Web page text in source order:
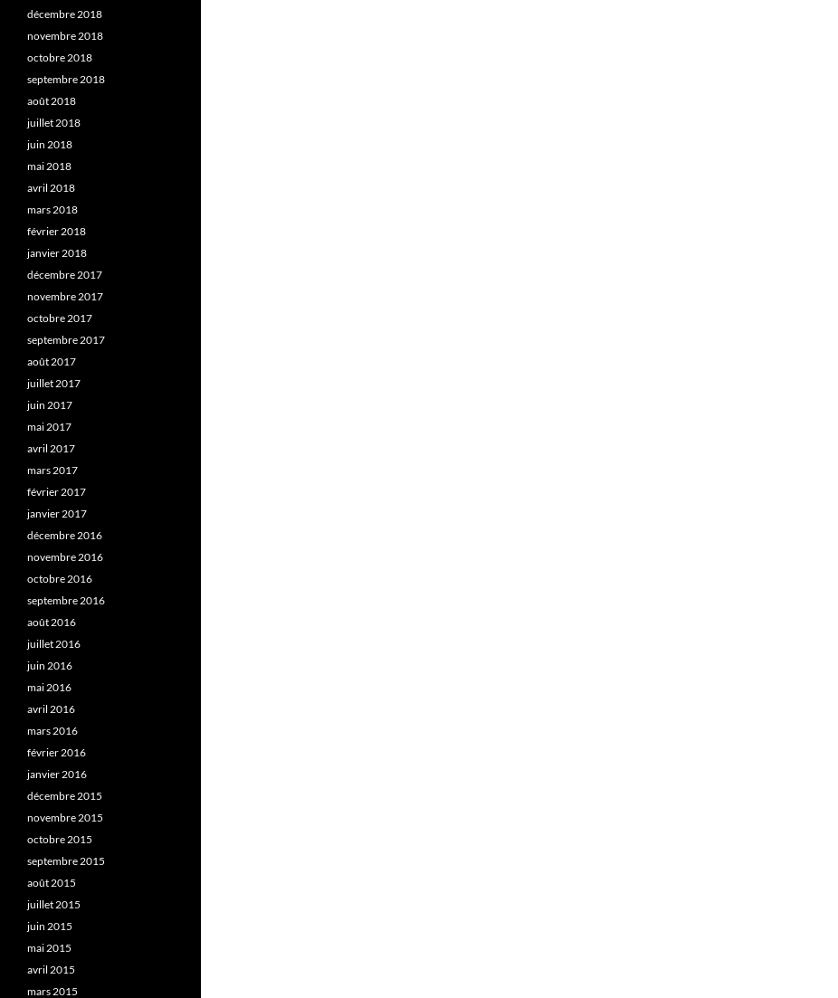
décembre 2018
novembre 2018
octobre 2018
septembre 2018
août 2018
juillet 2018
juin 2018
mai 2018
avril 2018
mars 2018
février 2018
janvier 2018
décembre 2017
novembre 2017
octobre 2017
septembre 2017
août 2017
juillet 2017
juin 2017
mai 2017
avril 2017
mars 2017
février 2017
janvier 2017
décembre 2016
novembre 2016
octobre 2016
septembre 2016
août 2016
juillet 2016
juin 2016
mai 2016
avril 2016
mars 2016
février 2016
janvier 2016
décembre 2015
novembre 2015
octobre 2015
septembre 2015
août 2015
juillet 2015
juin 2015
mai 2015
avril 2015
mars 2015